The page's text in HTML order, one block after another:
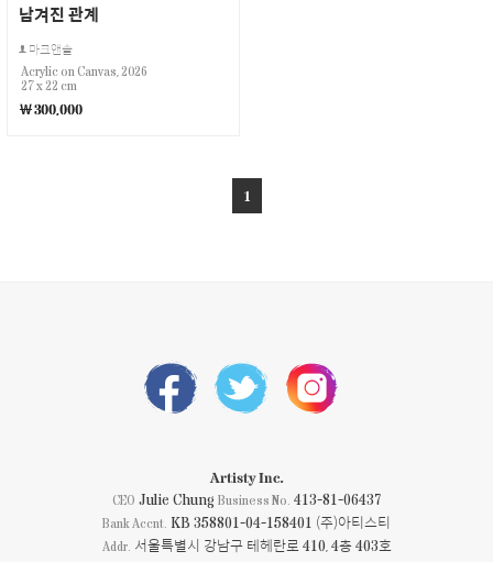
남겨진 관계
마크앤솔
Acrylic on Canvas, 2026
27 x 22 cm
￦300,000
1
Artisty Inc.
CEO Julie Chung Business No. 413-81-06437
Bank Accnt. KB 358801-04-158401 (주)아티스티
Addr. 서울특별시 강남구 테헤란로 410, 4층 403호